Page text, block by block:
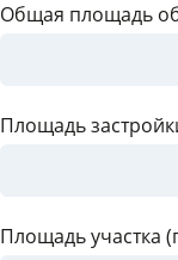
Общая площадь
Площадь
Площадь участка